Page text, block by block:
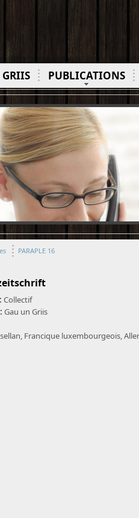
PUBLICATIONS
PARAPLE 16
Collectif
Gau un Griis
Francique luxembourgeois,